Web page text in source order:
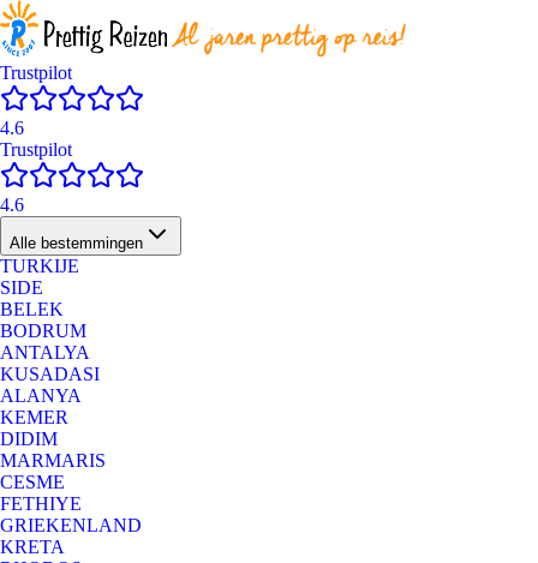
Trustpilot
4.6
Trustpilot
4.6
Alle bestemmingen
TURKIJE
SIDE
BELEK
BODRUM
ANTALYA
KUSADASI
ALANYA
KEMER
DIDIM
MARMARIS
CESME
FETHIYE
GRIEKENLAND
KRETA